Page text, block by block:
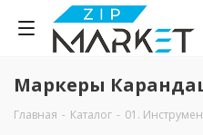
Маркеры
Главная - Каталог - 01.